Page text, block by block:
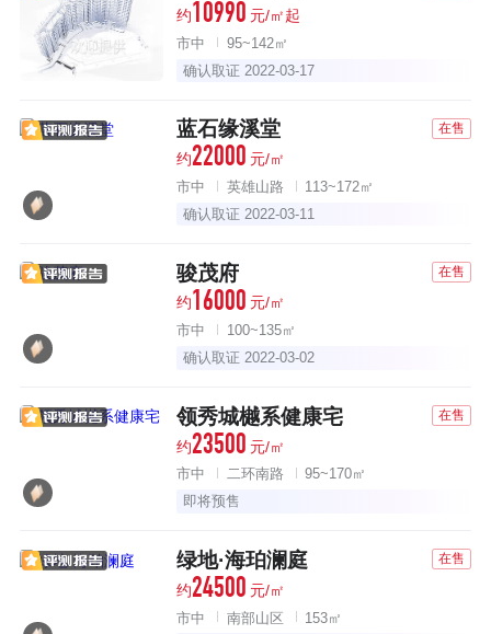
约10990 元/㎡起
市中
95~142㎡
确认取证 2022-03-17
蓝石缘溪堂 在售
约22000 元/㎡
市中 英雄山路
113~172㎡
确认取证 2022-03-11
骏茂府 在售
约16000 元/㎡
市中
100~135㎡
确认取证 2022-03-02
领秀城樾系健康宅 在售
约23500 元/㎡
市中 二环南路
95~170㎡
即将预售
绿地·海珀澜庭 在售
约24500 元/㎡
市中 南部山区
153㎡